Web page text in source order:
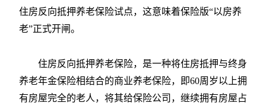
住房反向抵押养老保险试点，这意味着保险版“以房养
老”正式开闸。
住房反向抵押养老保险，是一种将住房抵押与终身
养老年金保险相结合的商业养老保险，即60周岁以上拥
有房屋完全的老人，将其给保险公司，继续拥有房屋占